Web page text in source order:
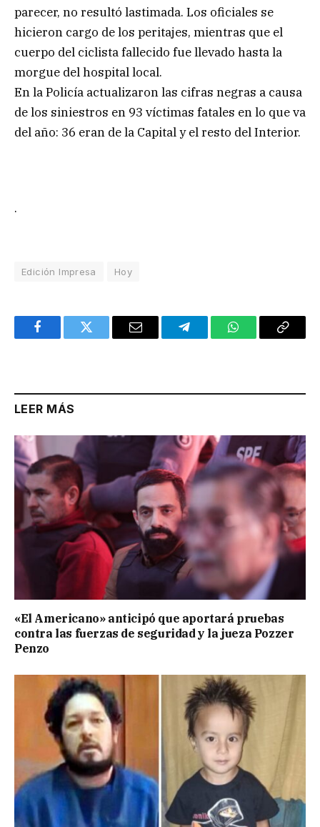
parecer, no resultó lastimada. Los oficiales se
hicieron cargo de los peritajes, mientras que el
cuerpo del ciclista fallecido fue llevado hasta la
morgue del hospital local.
En la Policía actualizaron las cifras negras a causa
de los siniestros en 93 víctimas fatales en lo que va
del año: 36 eran de la Capital y el resto del Interior.
.
Edición Impresa Hoy
FacebookTwitter Email TelegramWhatsAppCopy
LEER MÁS
«El Americano» anticipó que aportará pruebas
contra las fuerzas de seguridad y la jueza Pozzer
Penzo